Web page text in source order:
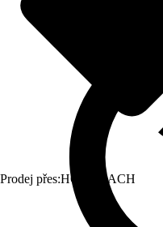
Prodej přes:HORNBACH